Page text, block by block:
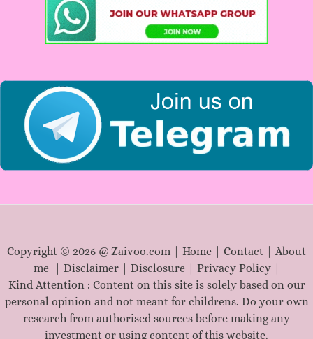
Copyright © 2026 @ Zaivoo.com | Home Contact
About
me
Disclaimer| Disclosure| Privacy Policy|
Kind Attention : Content on this site is solely based on our
personal opinion and not meant for childrens. Do your own
research from authorised sources before making any
investment or using content of this website.